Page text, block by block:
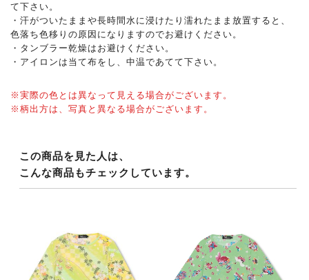
て下さい。
・汗がついたままや長時間水に浸けたり濡れたまま放置すると、
色落ち色移りの原因になりますのでお避けください。
・タンブラー乾燥はお避けください。
・アイロンは当て布をし、中温であてて下さい。
※実際の色とは異なって見える場合がございます。
※柄出方は、写真と異なる場合がございます。
この商品を見た人は、
こんな商品もチェックしています。